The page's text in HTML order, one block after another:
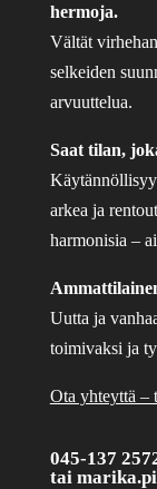
hermoja.
Vältät
selkeiden
arvuuttelua.
Saat tilan,
arkea ja
harmonisia –
Uutta ja
toimivaksi ja
Ota yhteyttä –
045-137
tai